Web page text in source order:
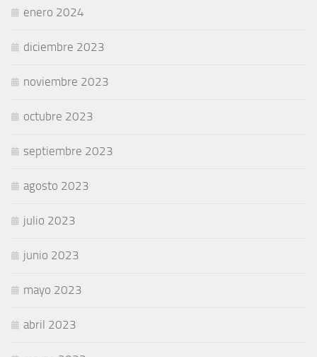
enero 2024
diciembre 2023
noviembre 2023
octubre 2023
septiembre 2023
agosto 2023
julio 2023
junio 2023
mayo 2023
abril 2023